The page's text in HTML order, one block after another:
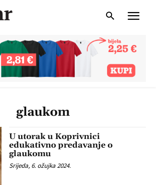
glaukom
U utorak u Koprivnici
edukativno predavanje o
glaukomu
Srijeda, 6. ožujka 2024.